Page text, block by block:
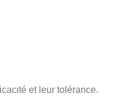
et leur tolérance.